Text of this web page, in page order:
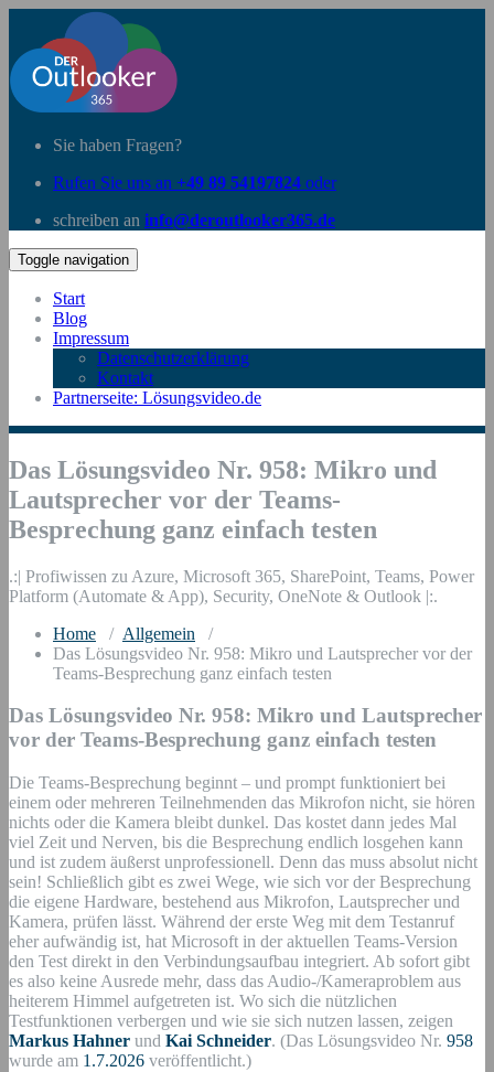
Sie haben Fragen?
Rufen Sie uns an +49 89 54197824 oder
schreiben an info@deroutlooker365.de
Toggle navigation
Start
Blog
Impressum
Datenschutzerklärung
Kontakt
Partnerseite: Lösungsvideo.de
Das Lösungsvideo Nr. 958: Mikro und
Lautsprecher vor der Teams-
Besprechung ganz einfach testen
.:| Profiwissen zu Azure, Microsoft 365, SharePoint, Teams, Power
Platform (Automate & App), Security, OneNote & Outlook |:.
Home / Allgemein /
Das Lösungsvideo Nr. 958: Mikro und Lautsprecher vor der
Teams-Besprechung ganz einfach testen
Das Lösungsvideo Nr. 958: Mikro und Lautsprecher
vor der Teams-Besprechung ganz einfach testen
Die Teams-Besprechung beginnt – und prompt funktioniert bei
einem oder mehreren Teilnehmenden das Mikrofon nicht, sie hören
nichts oder die Kamera bleibt dunkel. Das kostet dann jedes Mal
viel Zeit und Nerven, bis die Besprechung endlich losgehen kann
und ist zudem äußerst unprofessionell. Denn das muss absolut nicht
sein! Schließlich gibt es zwei Wege, wie sich vor der Besprechung
die eigene Hardware, bestehend aus Mikrofon, Lautsprecher und
Kamera, prüfen lässt. Während der erste Weg mit dem Testanruf
eher aufwändig ist, hat Microsoft in der aktuellen Teams-Version
den Test direkt in den Verbindungsaufbau integriert. Ab sofort gibt
es also keine Ausrede mehr, dass das Audio-/Kameraproblem aus
heiterem Himmel aufgetreten ist. Wo sich die nützlichen
Testfunktionen verbergen und wie sie sich nutzen lassen, zeigen
Markus Hahner und Kai Schneider. (Das Lösungsvideo Nr. 958
wurde am 1.7.2026 veröffentlicht.)